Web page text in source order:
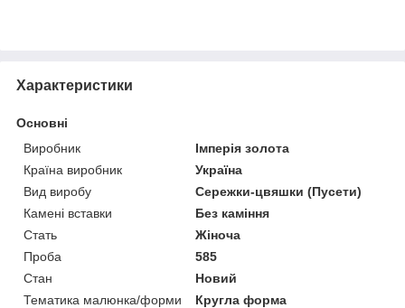
Характеристики
Основні
Виробник
Імперія золота
Країна виробник
Україна
Вид виробу
Сережки-цвяшки (Пусети)
Камені вставки
Без каміння
Стать
Жіноча
Проба
585
Стан
Новий
Тематика малюнка/форми
Кругла форма